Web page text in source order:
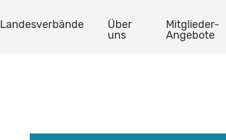
Landesverbände
Über
uns
Mitglieder-
Angebote